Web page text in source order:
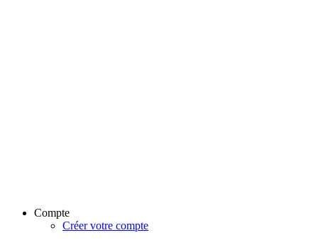
Compte
Créer votre compte